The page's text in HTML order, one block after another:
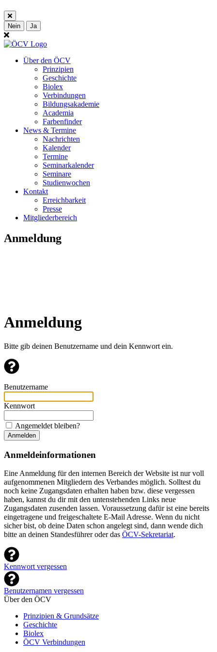
Nein Ja
Über den ÖCV
Prinzipien
Geschichte
Biolex
Verbindungen
Bildungsakademie
Academia
Farbenfinder
News & Termine
Nachrichten
Kalender
Termine
Seminarkalender
Seminare
Studienwochen
Kontakt
Erreichbarkeit
Presse
Mitgliederbereich
Anmeldung
Anmeldung
Bitte gib deinen Benutzername und dein Kennwort ein.
Benutzername
Kennwort
Angemeldet bleiben?
Anmelden
Anmeldeinformationen
Eine Anmeldung für den internen Bereich der Website ist nur voll
aufgenommenen Mitgliedern des Verbandes möglich. Solltest du
noch keine Zugangsdaten erhalten haben bzw. diese vergessen
haben, kannst du dir mit den untenstehenden Links neue
Zugangsdaten zusenden lassen. Voraussetzung dafür ist eine bereits
eingetragene und freigeschaltete E-Mail Adresse. Wenn du nicht
sicher bist, ob deine Daten schon angelegt sind, dann wende dich
bitte an deinen Standesführer oder das ÖCV-Sekretariat.
Kennwort vergessen
Benutzernamen vergessen
Über den ÖCV
Prinzipien & Grundsätze
Geschichte
Biolex
ÖCV Verbindungen